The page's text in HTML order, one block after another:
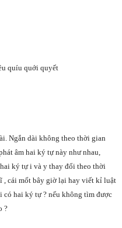
quíu quới quyết
Ngắn dài không theo thời gian
âm hai ký tự này như nhau,
ký tự i và y thay đổi theo thời
, cái mốt bây giờ lại hay viết kỉ luật
có hai ký tự ? nếu không tìm được
?